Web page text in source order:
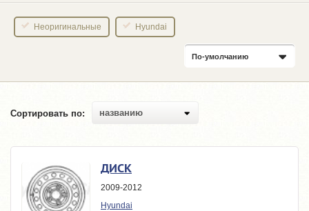
Неоригинальные Hyundai
По-умолчанию
Сортировать по: названию
ДИСК
2009-2012
Hyundai